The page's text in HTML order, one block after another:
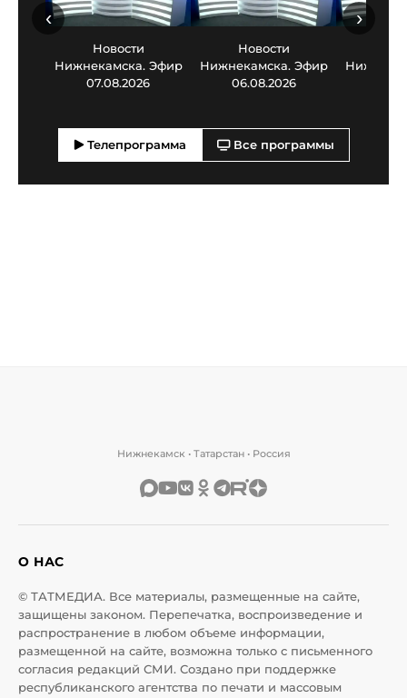
Новости
Нижнекамска. Эфир
07.08.2026
Новости
Нижнекамска. Эфир
06.08.2026
‹ ›
Телепрограмма Все программы
Нижнекамск • Татарстан • Россия
О НАС
© ТАТМЕДИА. Все материалы, размещенные на сайте,
защищены законом. Перепечатка, воспроизведение и
распространение в любом объеме информации,
размещенной на сайте, возможна только с письменного
согласия редакций СМИ. Создано при поддержке
республиканского агентства по печати и массовым